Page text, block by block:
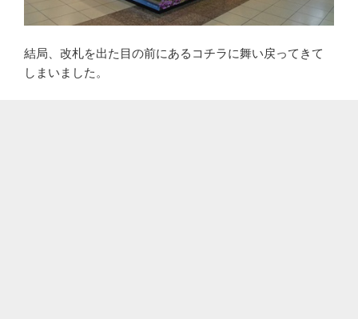
結局、改札を出た目の前にあるコチラに舞い戻ってきて
しまいました。